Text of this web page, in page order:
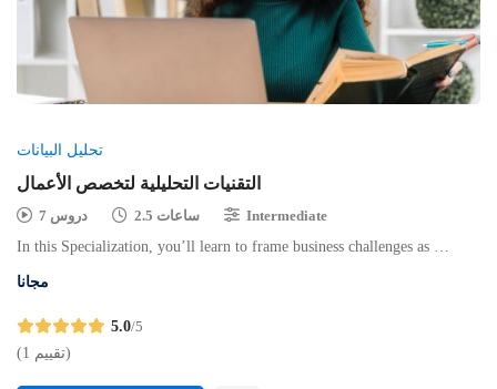
تحليل البيانات
التقنيات التحليلية لتخصص الأعمال
7 دروس 2.5 ساعات
Intermediate
In this Specialization, you’ll learn to frame business challenges as …
مجانا
5.0/5
(1 تقييم)